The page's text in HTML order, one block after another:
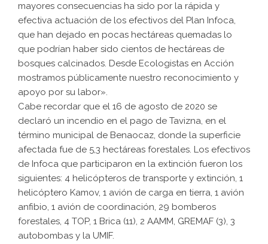
mayores consecuencias ha sido por la rápida y
efectiva actuación de los efectivos del Plan Infoca,
que han dejado en pocas hectáreas quemadas lo
que podrían haber sido cientos de hectáreas de
bosques calcinados. Desde Ecologistas en Acción
mostramos públicamente nuestro reconocimiento y
apoyo por su labor».
Cabe recordar que el 16 de agosto de 2020 se
declaró un incendio en el pago de Tavizna, en el
término municipal de Benaocaz, donde la superficie
afectada fue de 5,3 hectáreas forestales. Los efectivos
de Infoca que participaron en la extinción fueron los
siguientes: 4 helicópteros de transporte y extinción, 1
helicóptero Kamov, 1 avión de carga en tierra, 1 avión
anfibio, 1 avión de coordinación, 29 bomberos
forestales, 4 TOP, 1 Brica (11), 2 AAMM, GREMAF (3), 3
autobombas y la UMIF.